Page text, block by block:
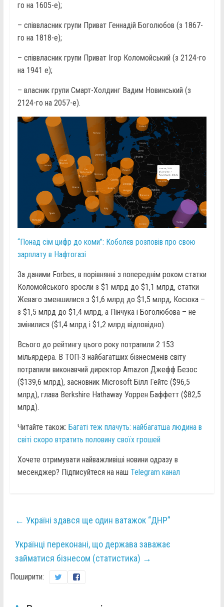
го на 1605-е);
– співвласник групи Приват Геннадій Боголюбов (з 1867-
го на 1818-е);
– співвласник групи Приват Ігор Коломойський (з 2124-го
на 1941 е);
– власник групи Смарт-Холдинг Вадим Новинський (з
2124-го на 2057-е).
“Понад сім цифр до коми”: Коболєв розповів про свою
зарплату в Нафтогазі
За даними Forbes, в порівнянні з попереднім роком статки
Коломойського зросли з $1 млрд до $1,1 млрд, статки
Жеваго зменшилися з $1,6 млрд до $1,5 млрд, Косюка –
з $1,5 млрд до $1,4 млрд, а Пінчука і Боголюбова – не
змінилися ($1,4 млрд і $1,2 млрд відповідно).
Всього до рейтингу цього року потрапили 2 153
мільярдера. В ТОП-3 найбагатших бізнесменів світу
потрапили виконавчий директор Amazon Джефф Безос
($139,6 млрд), засновник Microsoft Білл Гейтс ($96,5
млрд), глава Berkshire Hathaway Уоррен Баффетт ($82,5
млрд).
Читайте також: Багаті теж плачуть: найбагатша людина в
світі скоро втратить половину своїх грошей
Хочете отримувати найважливіші новини одразу в
месенджер? Підписуйтеся на наш Telegram канал
← Україні здався ще один ватажок “ДНР”
Українці переконані, що держава заважає
займатися бізнесом (статистика) →
Поширити: